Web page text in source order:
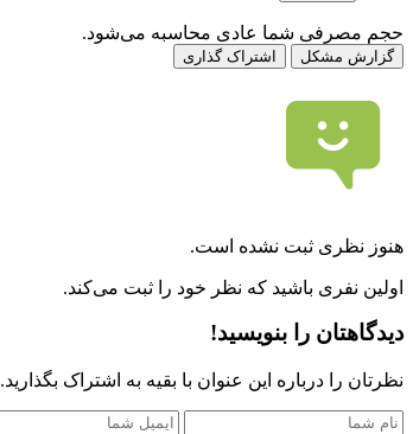
حجم مصرفی شما عادی محاسبه می‌شود.
گزارش مشکل اشتراک گذاری
هنوز نظری ثبت نشده است.
اولین نفری باشید که نظر خود را ثبت می‌کند.
دیدگاهتان را بنویسید!
نظرتان را درباره این عنوان با بقیه به اشتراک بگذارید.